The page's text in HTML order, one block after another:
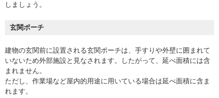
しましょう。
玄関ポーチ
建物の玄関前に設置される玄関ポーチは、手すりや外壁に囲まれて
いないため外部施設と見なされます。したがって、延べ面積には含
まれません。
ただし、作業場など屋内的用途に用いている場合は延べ面積に含ま
れます。